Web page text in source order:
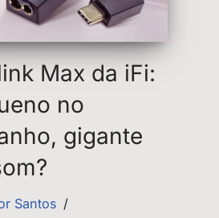
Max da iFi:
no
gigante
Santos